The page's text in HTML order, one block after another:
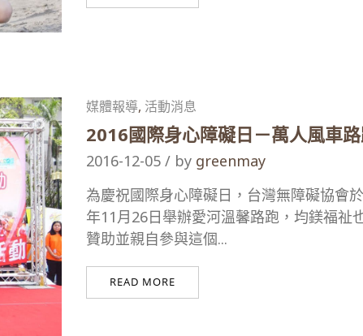
媒體報導, 活動消息
2016國際身心障礙日－萬人風車
2016-12-05 / by greenmay
為慶祝國際身心障礙日，台灣無障礙協會
年11月26日舉辦愛河溫馨路跑，均鎂福祉
贊助並親自參與這個...
READ MORE